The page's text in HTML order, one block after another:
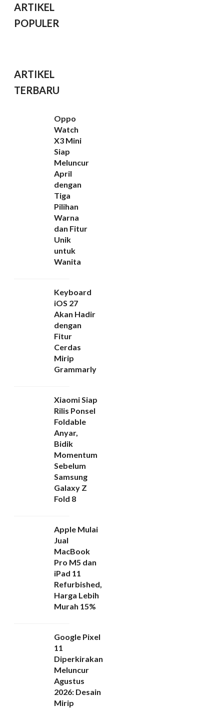
ARTIKEL
POPULER
ARTIKEL
TERBARU
Oppo
Watch
X3 Mini
Siap
Meluncur
April
dengan
Tiga
Pilihan
Warna
dan Fitur
Unik
untuk
Wanita
Keyboard
iOS 27
Akan Hadir
dengan
Fitur
Cerdas
Mirip
Grammarly
Xiaomi Siap
Rilis Ponsel
Foldable
Anyar,
Bidik
Momentum
Sebelum
Samsung
Galaxy Z
Fold 8
Apple Mulai
Jual
MacBook
Pro M5 dan
iPad 11
Refurbished,
Harga Lebih
Murah 15%
Google Pixel
11
Diperkirakan
Meluncur
Agustus
2026: Desain
Mirip